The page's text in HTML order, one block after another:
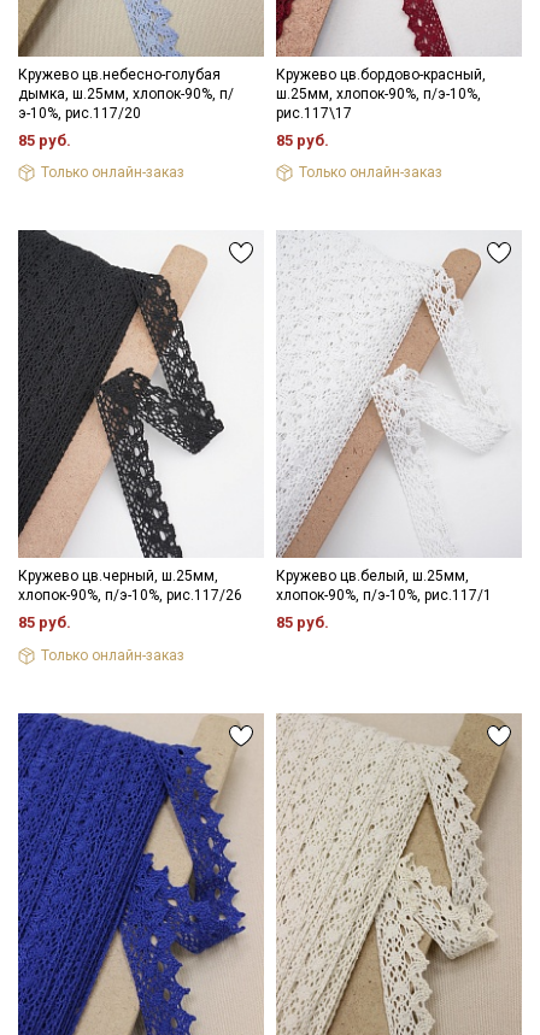
Кружево цв.небесно-голубая
дымка, ш.25мм, хлопок-90%, п/
э-10%, рис.117/20
85 руб.
Только онлайн-заказ
Кружево цв.бордово-красный,
ш.25мм, хлопок-90%, п/э-10%,
рис.117\17
85 руб.
Только онлайн-заказ
Кружево цв.черный, ш.25мм,
хлопок-90%, п/э-10%, рис.117/26
85 руб.
Только онлайн-заказ
Кружево цв.белый, ш.25мм,
хлопок-90%, п/э-10%, рис.117/1
85 руб.
информационных рассылок